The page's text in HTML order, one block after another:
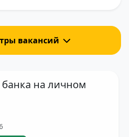
вакансий
на личном